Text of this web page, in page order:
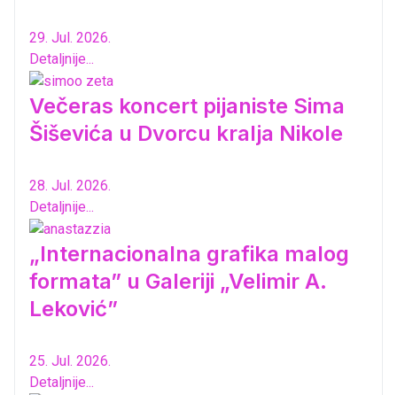
29. Jul. 2026.
Detaljnije...
Večeras koncert pijaniste Sima
Šiševića u Dvorcu kralja Nikole
28. Jul. 2026.
Detaljnije...
„Internacionalna grafika malog
formata” u Galeriji „Velimir A.
Leković”
25. Jul. 2026.
Detaljnije...